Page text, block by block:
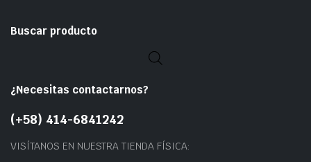
Buscar producto
¿Necesitas contactarnos?
(+58) 414-6841242
VISÍTANOS EN NUESTRA TIENDA FÍSICA: